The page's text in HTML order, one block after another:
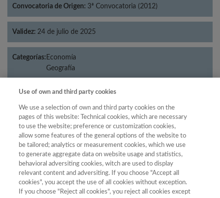
Convocatoria de Origen: 3ª Convocatoria (2012)
Validez: 24 de julio de 2025
Categorías: Economía
Geografía
Año
Año Filtrar
Año Categoría Puntuación Posición
Total de
revistas
Use of own and third party cookies
We use a selection of own and third party cookies on the
pages of this website: Technical cookies, which are necessary
to use the website; preference or customization cookies,
allow some features of the general options of the website to
be tailored; analytics or measurement cookies, which we use
to generate aggregate data on website usage and statistics,
behavioral adversiting cookies, witch are used to display
relevant content and adversiting. If you choose "Accept all
cookies", you accept the use of all cookies without exception.
If you choose "Reject all cookies", you reject all cookies except